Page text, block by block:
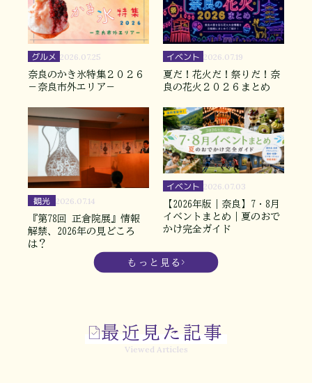
グルメ 2026.07.25
奈良のかき氷特集２０２６
－奈良市外エリア－
イベント 2026.07.19
夏だ！花火だ！祭りだ！奈
良の花火２０２６まとめ
観光 2026.07.14
『第78回 正倉院展』情報
解禁、2026年の見どころ
は？
イベント 2026.07.03
【2026年版｜奈良】7・8月
イベントまとめ｜夏のおで
かけ完全ガイド
もっと見る
最近見た記事
Viewed Articles